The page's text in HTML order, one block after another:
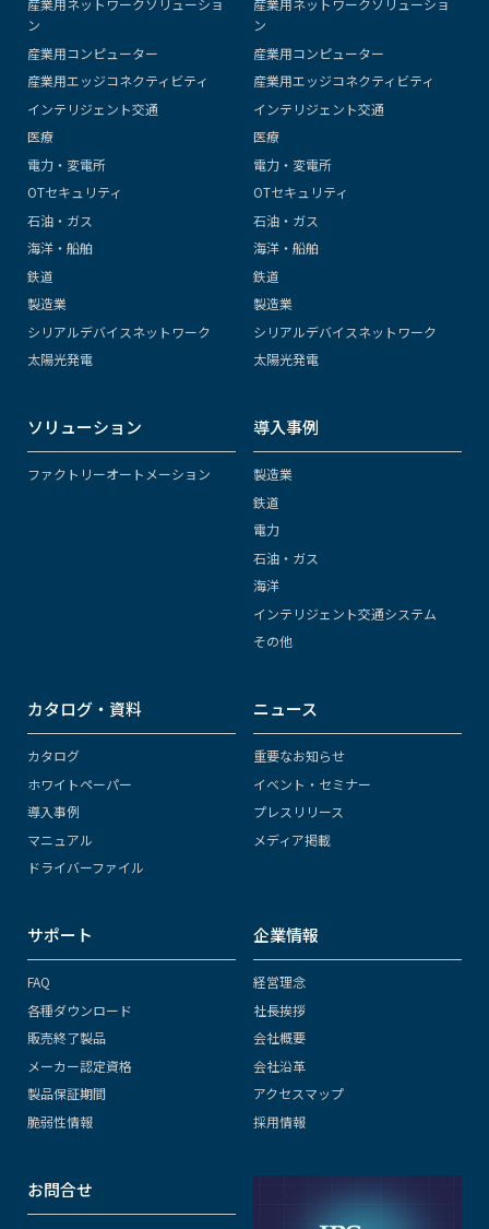
産業用ネットワークソリューショ
ン
産業用コンピューター
産業用エッジコネクティビティ
インテリジェント交通
医療
電力・変電所
OTセキュリティ
石油・ガス
海洋・船舶
鉄道
製造業
シリアルデバイスネットワーク
太陽光発電
産業用ネットワークソリューショ
ン
産業用コンピューター
産業用エッジコネクティビティ
インテリジェント交通
医療
電力・変電所
OTセキュリティ
石油・ガス
海洋・船舶
鉄道
製造業
シリアルデバイスネットワーク
太陽光発電
ソリューション
ファクトリーオートメーション
導入事例
製造業
鉄道
電力
石油・ガス
海洋
インテリジェント交通システム
その他
カタログ・資料
カタログ
ホワイトペーパー
導入事例
マニュアル
ドライバーファイル
ニュース
重要なお知らせ
イベント・セミナー
プレスリリース
メディア掲載
サポート
FAQ
各種ダウンロード
販売終了製品
メーカー認定資格
製品保証期間
脆弱性情報
企業情報
経営理念
社長挨拶
会社概要
会社沿革
アクセスマップ
採用情報
お問合せ